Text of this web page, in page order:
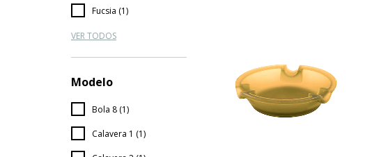
Fucsia (1)
VER TODOS
Modelo
Bola 8 (1)
Calavera 1 (1)